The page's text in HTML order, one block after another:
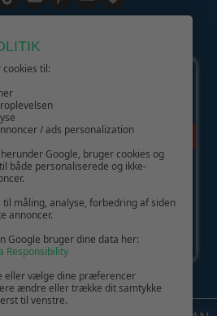
MED ET GAVEKORT!
til:
/ ads personalization
Google, bruger cookies og
både personaliserede og ikke-
til måling, analyse, forbedring af siden
annoncer.
Google bruger dine data her:
Responsibility
eller vælge dine præferencer
ændre eller trække dit samtykke
til venstre.